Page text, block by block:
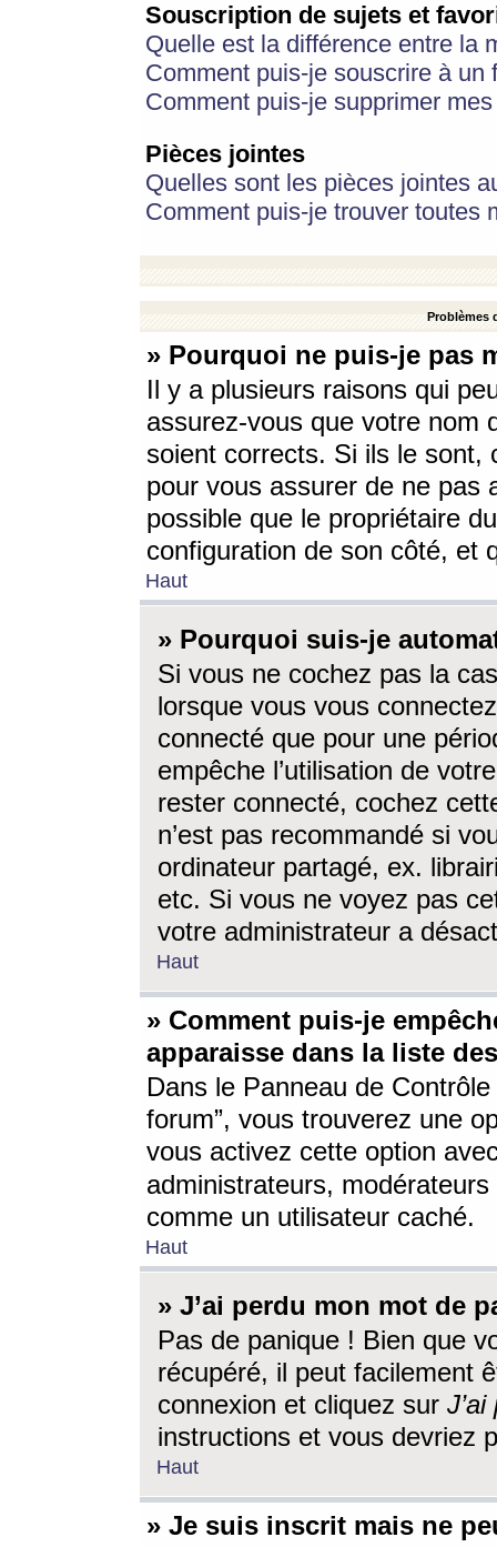
Souscription de sujets et
Quelle est la différence entre la
Comment puis-je souscrire à
Comment puis-je supprimer
Pièces jointes
Quelles sont les pièces jointes
Comment puis-je trouver toutes
Problèmes
» Pourquoi ne puis-je pas
Il y a plusieurs raisons qui
assurez-vous que votre nom
soient corrects. Si ils le sont,
pour vous assurer de ne pas
possible que le propriétaire
configuration de son côté, et
Haut
» Pourquoi suis-je
Si vous ne cochez pas la
lorsque vous vous
connecté que pour une
empêche l’utilisation de
rester connecté, cochez
n’est pas recommandé si
ordinateur partagé, ex.
etc. Si vous ne voyez pas
votre administrateur a
Haut
» Comment puis-je
apparaisse dans la liste
Dans le Panneau de
forum”, vous trouverez une
vous activez cette option
administrateurs,
comme un utilisateur caché.
Haut
» J’ai perdu mon mot de
Pas de panique ! Bien que
récupéré, il peut facilement
connexion et cliquez sur
instructions et vous devriez
Haut
» Je suis inscrit mais ne